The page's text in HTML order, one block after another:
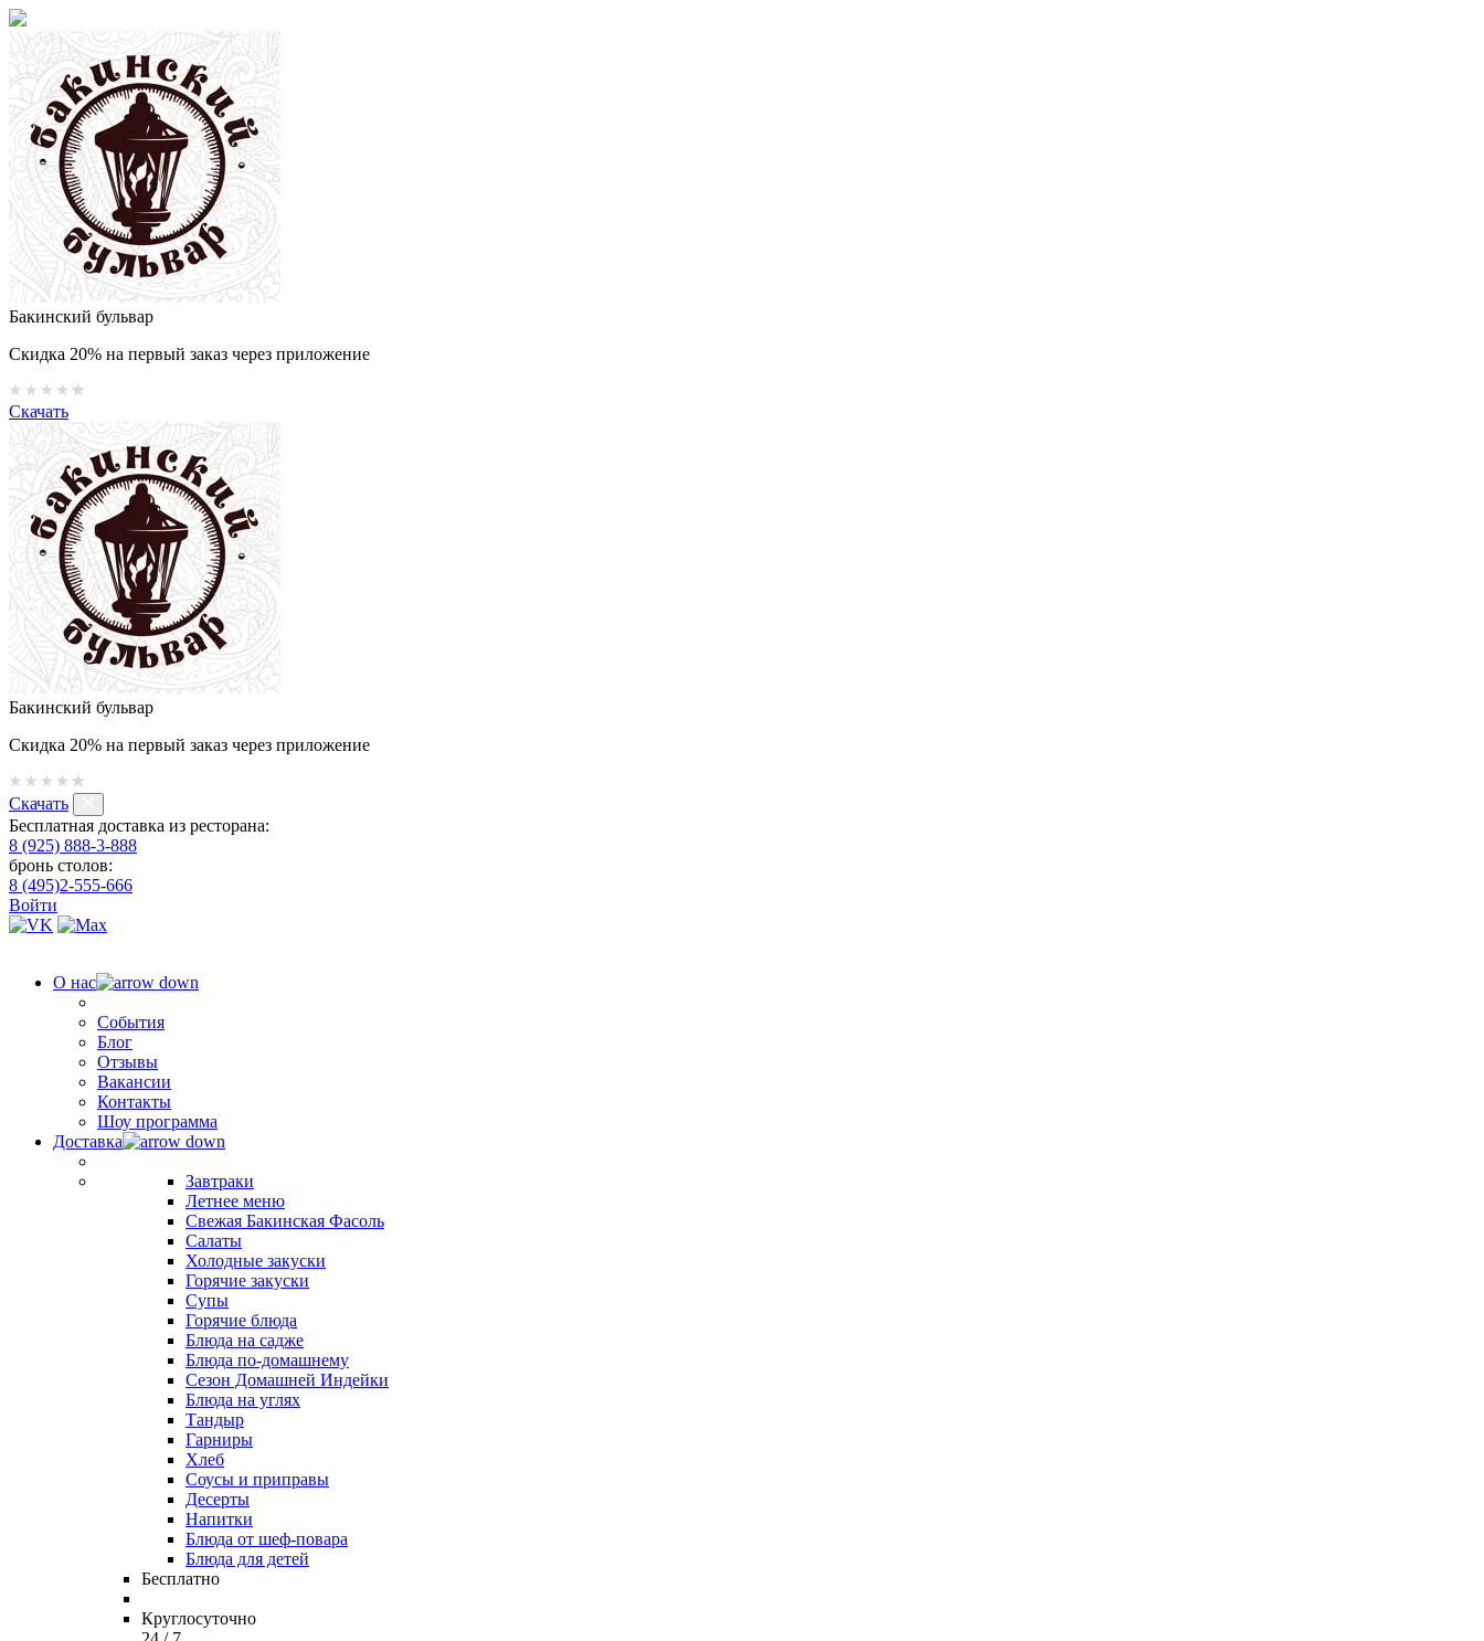
Бакинский бульвар
Скидка 20% на первый заказ через приложение
Скачать
Бакинский бульвар
Скидка 20% на первый заказ через приложение
Скачать
Бесплатная доставка из ресторана:
8 (925) 888-3-888
бронь столов:
8 (495)2-555-666
Войти
О нас
События
Блог
Отзывы
Вакансии
Контакты
Шоу программа
Доставка
Завтраки
Летнее меню
Свежая Бакинская Фасоль
Салаты
Холодные закуски
Горячие закуски
Супы
Горячие блюда
Блюда на садже
Блюда по-домашнему
Сезон Домашней Индейки
Блюда на углях
Тандыр
Гарниры
Хлеб
Соусы и приправы
Десерты
Напитки
Блюда от шеф-повара
Блюда для детей
Бесплатно
Круглосуточно